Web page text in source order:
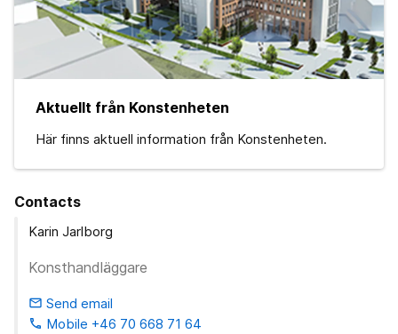
Aktuellt från Konstenheten
Här finns aktuell information från Konstenheten.
Contacts
Karin Jarlborg
Konsthandläggare
email Send email
phone Mobile +46 70 668 71 64